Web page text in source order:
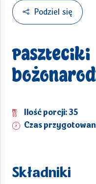
Podziel się
Paszteciki
Ilość porcji: 35
Czas
Składniki